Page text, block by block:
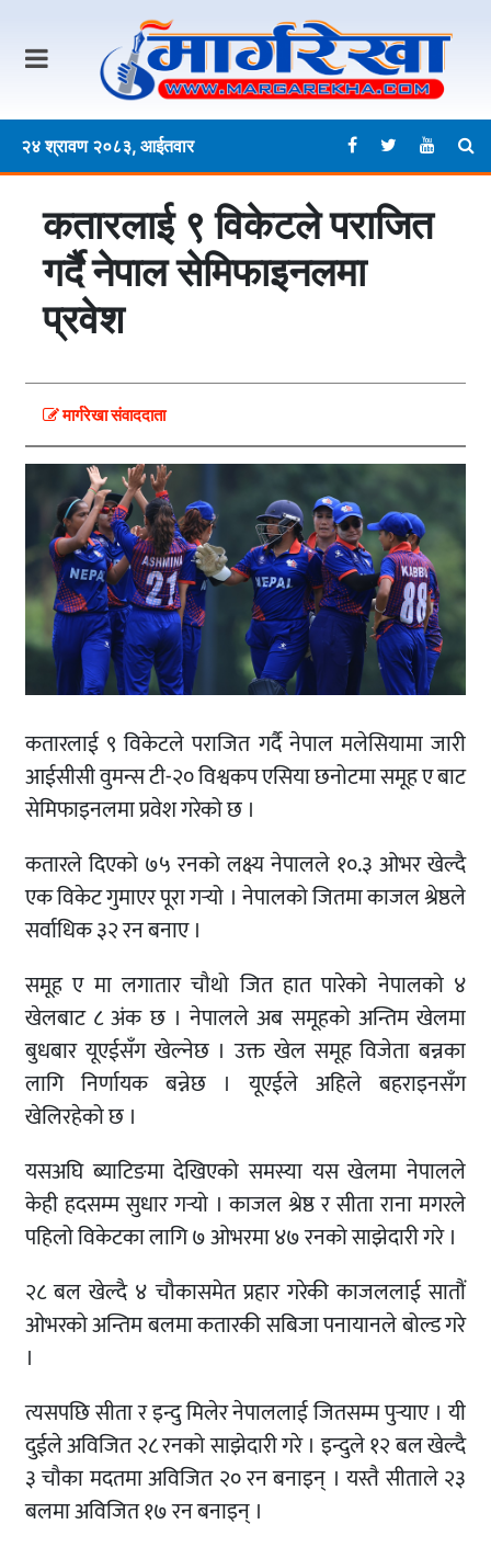
२४ श्रावण २०८३, आईतवार
कतारलाई ९ विकेटले पराजित
गर्दै नेपाल सेमिफाइनलमा
प्रवेश
मार्गरेखा संवाददाता
कतारलाई ९ विकेटले पराजित गर्दै नेपाल मलेसियामा जारी
आईसीसी वुमन्स टी-२० विश्वकप एसिया छनोटमा समूह ए बाट
सेमिफाइनलमा प्रवेश गरेको छ ।
कतारले दिएको ७५ रनको लक्ष्य नेपालले १०.३ ओभर खेल्दै
एक विकेट गुमाएर पूरा गर्‍यो । नेपालको जितमा काजल श्रेष्ठले
सर्वाधिक ३२ रन बनाए ।
समूह ए मा लगातार चौथो जित हात पारेको नेपालको ४
खेलबाट ८ अंक छ । नेपालले अब समूहको अन्तिम खेलमा
बुधबार यूएईसँग खेल्नेछ । उक्त खेल समूह विजेता बन्नका
लागि निर्णायक बन्नेछ । यूएईले अहिले बहराइनसँग
खेलिरहेको छ ।
यसअघि ब्याटिङमा देखिएको समस्या यस खेलमा नेपालले
केही हदसम्म सुधार गर्‍यो । काजल श्रेष्ठ र सीता राना मगरले
पहिलो विकेटका लागि ७ ओभरमा ४७ रनको साझेदारी गरे ।
२८ बल खेल्दै ४ चौकासमेत प्रहार गरेकी काजललाई सातौं
ओभरको अन्तिम बलमा कतारकी सबिजा पनायानले बोल्ड गरे
।
त्यसपछि सीता र इन्दु मिलेर नेपाललाई जितसम्म पुर्‍याए । यी
दुईले अविजित २८ रनको साझेदारी गरे । इन्दुले १२ बल खेल्दै
३ चौका मदतमा अविजित २० रन बनाइन् । यस्तै सीताले २३
बलमा अविजित १७ रन बनाइन् ।